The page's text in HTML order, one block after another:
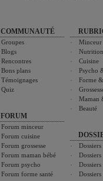
COMMUNAUTÉ
Groupes
Blogs
Rencontres
Bons plans
Témoignages
Quiz
FORUM
Forum minceur
Forum cuisine
Forum grossesse
Forum maman bébé
Forum psycho
Forum forme santé
Minceur
Nutrition
Cuisine
Psycho
Forme
Maman
Beauté
Dossiers